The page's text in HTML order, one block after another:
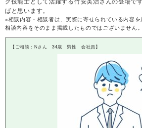
ばと思います。
※相談内容・相談者は、実際に寄せられている内容
相談内容をそのまま掲載したものではございません。
【ご相談：Nさん 34歳 男性 会社員】